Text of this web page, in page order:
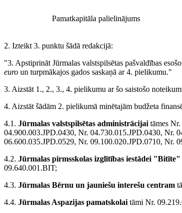
Pamatkapitāla palielinājums
2. Izteikt 3. punktu šādā redakcijā:
"3. Apstiprināt Jūrmalas valstspilsētas pašvaldības
euro un turpmākajos gados saskaņā ar 4. pielikumu."
3. Aizstāt 1., 2., 3., 4. pielikumu ar šo saistošo
4. Aizstāt šādām 2. pielikumā minētajām budžeta
4.1. Jūrmalas valstspilsētas administrācijaitāmes Nr.
04.900.003.JPD.0430, Nr. 04.730.015.JPD.0430, Nr.
06.600.035.JPD.0529, Nr. 09.100.020.JPD.0710, Nr.
4.2. Jūrmalas pirmsskolas izglītības iestādei "Bitīte"
09.640.001.BIT;
4.3. Jūrmalas Bērnu un jauniešu interešu centram
4.4. Jūrmalas Aspazijas pamatskolaitāmi Nr.